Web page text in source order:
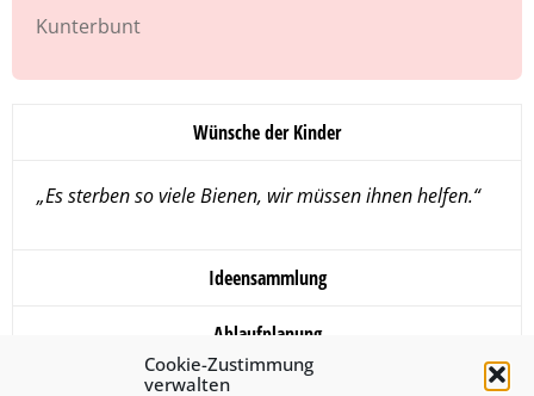
Cookie-Zustimmung
verwalten
Kunterbunt
Wünsche der Kinder
„Es sterben so viele Bienen, wir müssen ihnen helfen.“
Ideensammlung
Ablaufplanung
Auswertung